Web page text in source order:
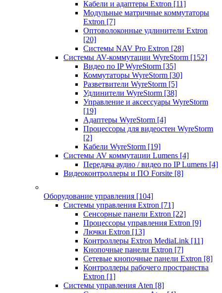
Кабели и адаптеры Extron [11]
Модульные матричные коммутаторы
Extron [7]
Оптоволоконные удлинители Extron
[20]
Системы NAV Pro Extron [28]
Системы AV-коммутации WyreStorm [152]
Видео по IP WyreStorm [35]
Коммутаторы WyreStorm [30]
Разветвители WyreStorm [5]
Удлинители WyreStorm [38]
Управление и аксессуары WyreStorm
[19]
Адаптеры WyreStorm [4]
Процессоры для видеостен WyreStorm
[2]
Кабели WyreStorm [19]
Системы AV коммутации Lumens [4]
Передача аудио / видео по IP Lumens [4]
Видеоконтроллеры и ПО Forsite [8]
Оборудование управления [104]
Системы управления Extron [71]
Сенсорные панели Extron [22]
Процессоры управления Extron [9]
Лючки Extron [13]
Контроллеры Extron MediaLink [11]
Кнопочные панели Extron [7]
Сетевые кнопочные панели Extron [8]
Контроллеры рабочего пространства
Extron [1]
Системы управления Aten [8]